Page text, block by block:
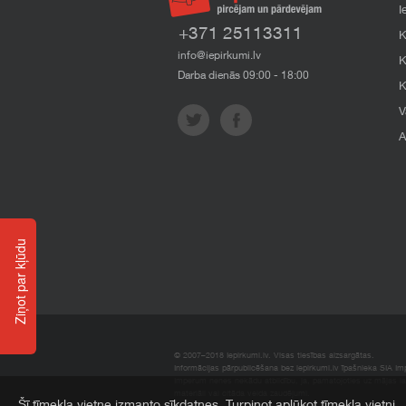
+371 25113311
info@iepirkumi.lv
Darba dienās 09:00 - 18:00
© 2007–2018 Iepirkumi.lv. Visas tiesības aizsargātas.
Informācijas pārpublicēšana bez iepirkumi.lv īpašnieka SIA
Ziņot par kļūdu